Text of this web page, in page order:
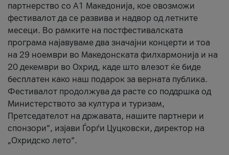
партнерство со А1 Македонија, кое овозможи
фестивалот да се развива и надвор од летните
месеци. Во рамките на постфестивалската
програма најавуваме два значајни концерти и тоа
на 29 ноември во Македонската филхармонија и на
20 декември во Охрид, каде што влезот ќе биде
бесплатен како наш подарок за верната публика.
Фестивалот продолжува да расте со поддршка од
Министерството за култура и туризам,
Претседателот на државата, нашите партнери и
спонзори“, изјави Ѓорѓи Цуцковски, директор на
„Охридско лето“.